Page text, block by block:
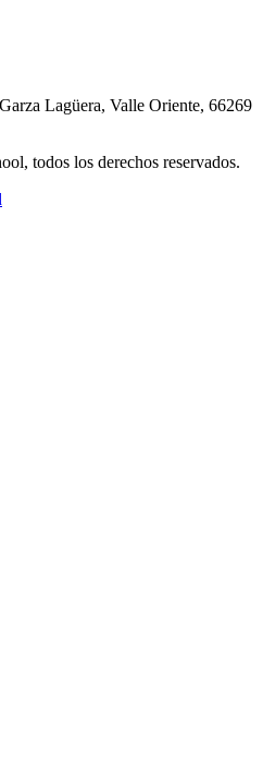
Lagüera, Valle Oriente, 66269
todos los derechos reservados.